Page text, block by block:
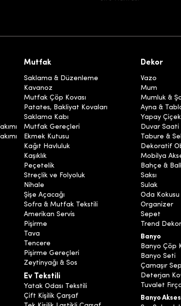
Mutfak
Saklama & Düzenleme
Kavanoz
Mutfak Çöp Kovası
Patates, Bakliyat Kovaları
Saklama Kabı
Mutfak Gereçleri
Ekmek Kutusu
Kağıt Havluluk
Kaşıklık
Peçetelik
Streçlik ve Folyoluk
Nihale
Şişe Açacağı
Sofra & Mutfak Tekstili
Amerikan Servis
Pişirme
Tava
Tencere
Pişirme Gereçleri
Zeytinyağı & Sos
Ev Tekstili
Yatak Odası Tekstili
Çift Kişilik Çarşaf
Dekor
Vazo
Mum
Mumluk &
Ayna &
Yapay
Duvar Saati
Tabure &
Dekoratif
Mobilya
Bahçe &
Saksı
Sulak
Oda Kokusu
Organizer
Sepet
Trend
Banyo
Banyo Çöp
Banyo Seti
Çamaşır
Deterjan
Tuvalet
Banyo